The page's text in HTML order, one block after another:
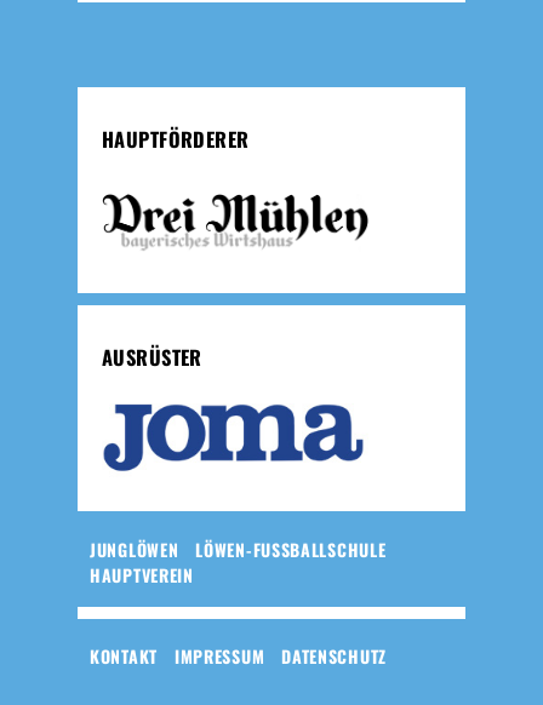
HAUPTFÖRDERER
AUSRÜSTER
JUNGLÖWEN
LÖWEN-FUSSBALLSCHULE
HAUPTVEREIN
KONTAKT IMPRESSUM DATENSCHUTZ